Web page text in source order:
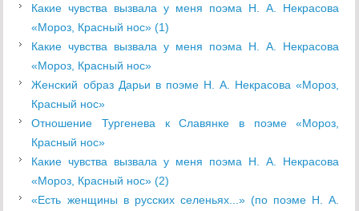
Какие чувства вызвала у меня поэма Н. А. Некрасова
«Мороз, Красный нос» (1)
Какие чувства вызвала у меня поэма Н. А. Некрасова
«Мороз, Красный нос»
Женский образ Дарьи в поэме Н. А. Некрасова «Мороз,
Красный нос»
Отношение Тургенева к Славянке в поэме «Мороз,
Красный нос»
Какие чувства вызвала у меня поэма Н. А. Некрасова
«Мороз, Красный нос» (2)
«Есть женщины в русских селеньях...» (по поэме Н. А.